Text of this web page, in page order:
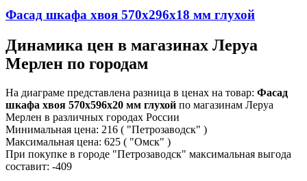
Фасад шкафа хвоя 570х296х18 мм глухой
Динамика цен в магазинах Леруа
Мерлен по городам
На диаграме представлена разница в ценах на товар: Фасад
шкафа хвоя 570х596х20 мм глухой по магазинам Леруа
Мерлен в различных городах России
Минимальная цена: 216 ( "Петрозаводск" )
Максимальная цена: 625 ( "Омск" )
При покупке в городе "Петрозаводск" максимальная выгода
составит: -409